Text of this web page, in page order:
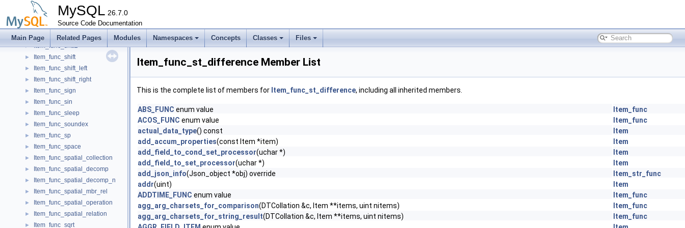
MySQL 26.7.0
Source Code Documentation
Main Page Related Pages Modules Namespaces Concepts Classes Files
Item_func_second
► Item_func_set_collation
► Item_func_set_user_var
► Item_func_sha2
► Item_func_shift
► Item_func_shift_left
► Item_func_shift_right
► Item_func_sign
► Item_func_sin
► Item_func_sleep
► Item_func_soundex
► Item_func_sp
► Item_func_space
► Item_func_spatial_collection
► Item_func_spatial_decomp
► Item_func_spatial_decomp_n
► Item_func_spatial_mbr_rel
► Item_func_spatial_operation
► Item_func_spatial_relation
► Item_func_sqrt
Item_func_st_difference Member List
This is the complete list of members for Item_func_st_difference, including all inherited members.
ABS_FUNC enum value
Item_func
ACOS_FUNC enum value
Item_func
actual_data_type() const
Item
add_accum_properties(const Item *item)
Item
add_field_to_cond_set_processor(uchar *)
Item
add_field_to_set_processor(uchar *)
Item
add_json_info(Json_object *obj) override
Item_str_func
addr(uint)
Item
ADDTIME_FUNC enum value
Item_func
agg_arg_charsets_for_comparison(DTCollation &c, Item **items, uint nitems)
Item_func
agg_arg_charsets_for_string_result(DTCollation &c, Item **items, uint nitems)
Item_func